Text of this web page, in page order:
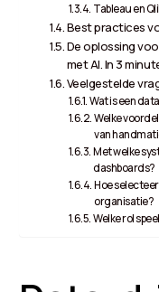
Tableau en
Best practices
De oplossing
met AI. In 3
Veelgestelde
Wat is een
Welke
van
Met welke
dashboards?
Hoe
organisatie?
Welke rol